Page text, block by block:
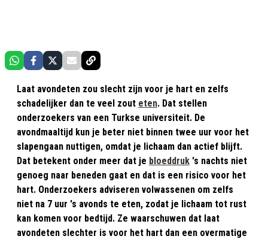
Laat avondeten zou slecht zijn voor je hart en zelfs
schadelijker dan te veel zout eten. Dat stellen
onderzoekers van een Turkse universiteit. De
avondmaaltijd kun je beter niet binnen twee uur voor het
slapengaan nuttigen, omdat je lichaam dan actief blijft.
Dat betekent onder meer dat je bloeddruk 's nachts niet
genoeg naar beneden gaat en dat is een risico voor het
hart. Onderzoekers adviseren volwassenen om zelfs
niet na 7 uur 's avonds te eten, zodat je lichaam tot rust
kan komen voor bedtijd. Ze waarschuwen dat laat
avondeten slechter is voor het hart dan een overmatige